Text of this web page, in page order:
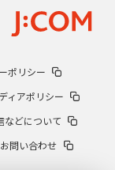
ポリシー
ィアポリシー
などについて
お問い合わせ